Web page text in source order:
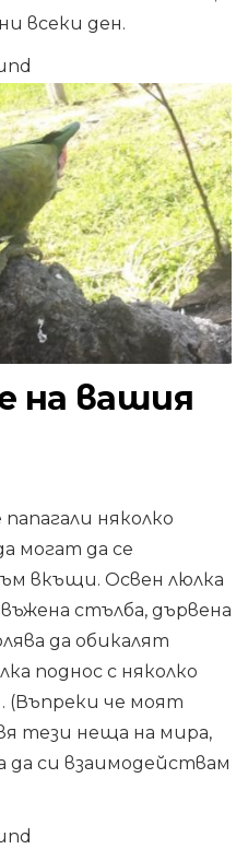
всеки ден.
на вашия
няколко
могат да се
вкъщи. Освен люлка
стълба, дървена
да обикалят
поднос с няколко
(Въпреки че моят
тези неща на мира,
да си взаимодействам